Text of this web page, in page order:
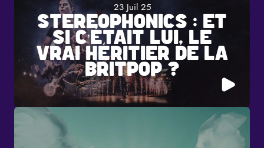
23 Juil 25
STEREOPHONICS : ET
SI C’ÉTAIT LUI, LE
VRAI HÉRITIER DE LA
BRITPOP ?